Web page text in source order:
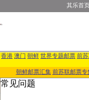
其乐首
香港 澳门 朝鲜 世界专题邮票 前
朝鲜邮票汇集 前苏联邮票专
常见问题